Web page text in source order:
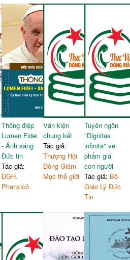
Thông điệp
Lumen Fidei
- Ánh sáng
Đức tin
Tác giả:
ĐGH.
Phanxicô
Văn kiện
chung kết
Tác giả:
Thượng Hội
Đồng Giám
Mục thế giới
Tuyên ngôn
"Dignitas
infinita" về
phẩm giá
con người
Tác giả: Bộ
Giáo Lý Đức
Tin